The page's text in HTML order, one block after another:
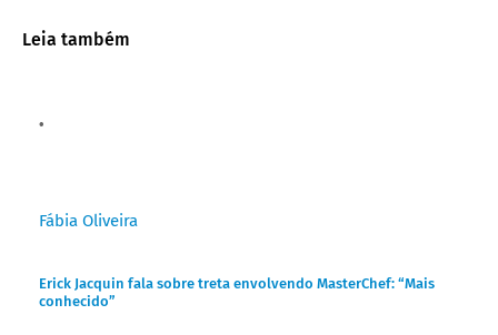
Leia também
Fábia Oliveira
Erick Jacquin fala sobre treta envolvendo MasterChef: “Mais
conhecido”